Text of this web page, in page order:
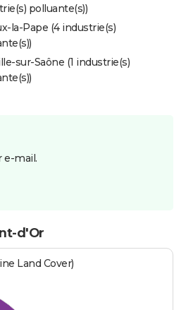
polluante(s))
la-Pape (4 industrie(s)
sur-Saône (1 industrie(s)
e-mail.
d'Or
Land Cover)